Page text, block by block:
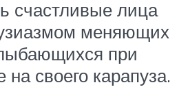
счастливые лица
меняющих
при
своего карапуза.